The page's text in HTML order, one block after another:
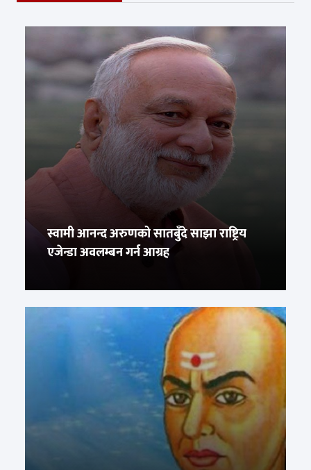
स्वामी आनन्द अरुणको सातबुँदे साझा राष्ट्रिय
एजेन्डा अवलम्बन गर्न आग्रह